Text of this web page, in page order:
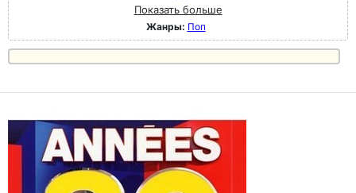
Показать больше
Жанры: Поп